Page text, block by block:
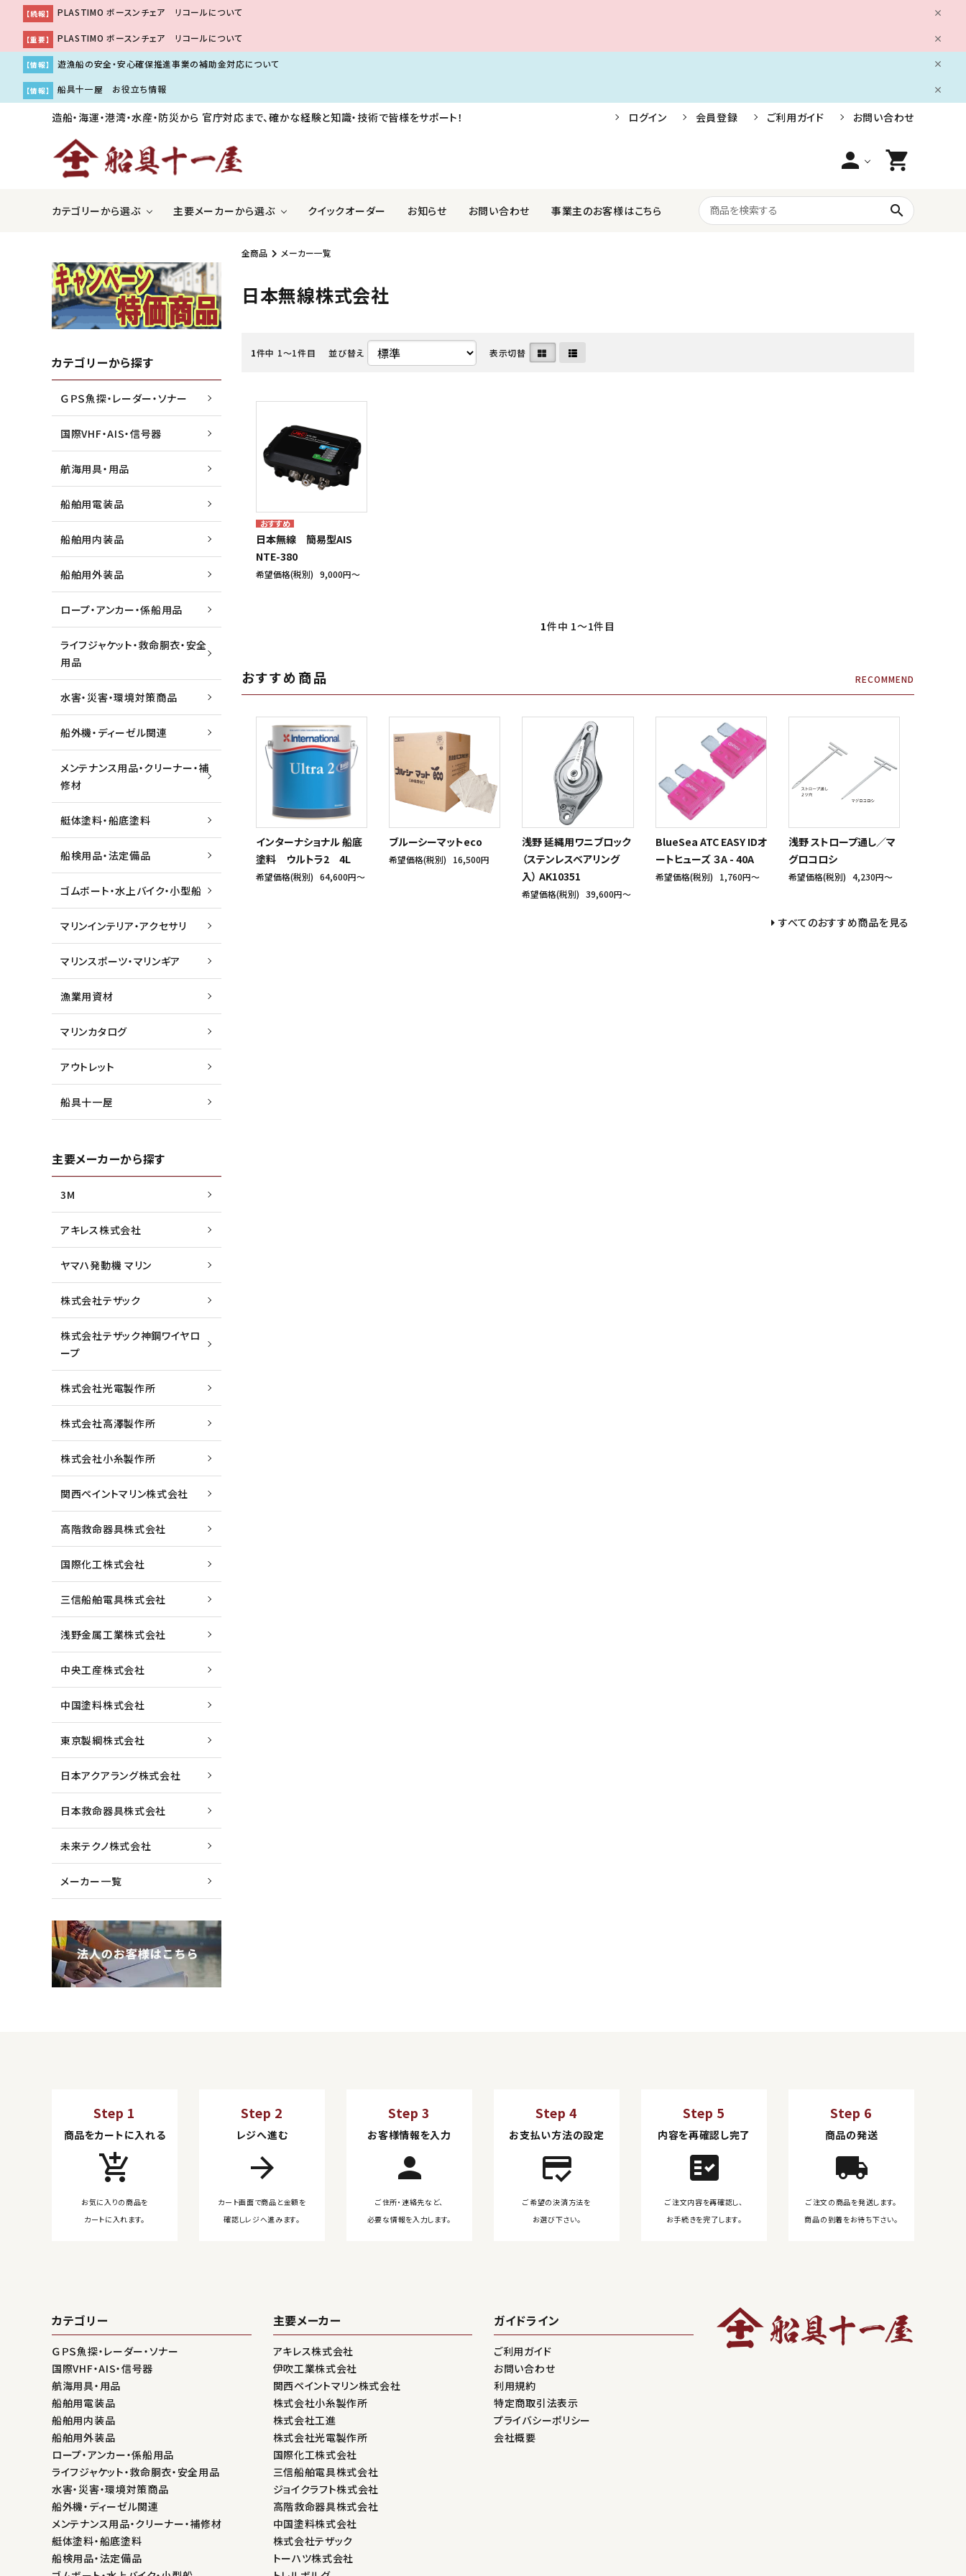
【続報】 PLASTIMO ボースンチェア リコールについて
【重要】 PLASTIMO ボースンチェア リコールについて
【情報】 遊漁船の安全・安心確保推進事業の補助金対応について
【情報】 船具十一屋 お役立ち情報
造船・海運・港湾・水産・防災から 官庁対応まで、確かな経験と知識・技術で皆様をサポート！ ログイン 会員登録 ご利用ガイド お問い合わせ
person shopping_cart
カテゴリーから選ぶ
ＧＰＳ魚探・レーダー・ソナー
船舶用内装品
水害・災害・環境対策商品 船外機・ディーゼル関連 メンテナンス用品・クリーナー・補修材
船検用品・法定備品 ゴムボート・水上バイク・小型船
漁業用資材 マリンカタログ
主要メーカーから選ぶ
アキレス株式会社
株式会社工進
ジョイクラフト株式会社 高階救命器具株式会社 中国塗料株式会社
トーハツ株式会社 トレルボルグ
本多電子株式会社 未来テクノ株式会社
クイックオーダー お知らせ お問い合わせ 事業主のお客様はこちら search
全商品 メーカー一覧
日本無線株式会社
1件中 1〜1件目 並び替え 表示切替
日本無線 簡易型AIS
NTE-380
希望価格(税別) 9,000円〜
1件中 1〜1件目
おすすめ商品 RECOMMEND
インターナショナル 船底
塗料 ウルトラ2 4L
希望価格(税別) 64,600円〜
ブルーシーマットeco
希望価格(税別) 16,500円
浅野 延縄用ワニブロック
（ステンレスベアリング
入） AK10351
希望価格(税別) 39,600円〜
BlueSea ATC EASY IDオ
ートヒューズ ３A - 40A
希望価格(税別) 1,760円〜
浅野 ストロープ通し／マ
グロコロシ
希望価格(税別) 4,230円〜
すべてのおすすめ商品を見る
カテゴリーから探す
ＧＰＳ魚探・レーダー・ソナー
国際VHF・AIS・信号器
航海用具・用品
船舶用電装品
船舶用内装品
船舶用外装品
ロープ・アンカー・係船用品
ライフジャケット・救命胴衣・安全
用品
水害・災害・環境対策商品
船外機・ディーゼル関連
メンテナンス用品・クリーナー・補
修材
艇体塗料・船底塗料
船検用品・法定備品
ゴムボート・水上バイク・小型船
マリンインテリア・アクセサリ
マリンスポーツ・マリンギア
漁業用資材
マリンカタログ
アウトレット
船具十一屋
主要メーカーから探す
3M
アキレス株式会社
ヤマハ発動機 マリン
株式会社テザック
株式会社テザック神鋼ワイヤロ
ープ
株式会社光電製作所
株式会社高澤製作所
株式会社小糸製作所
関西ペイントマリン株式会社
高階救命器具株式会社
国際化工株式会社
三信船舶電具株式会社
浅野金属工業株式会社
中央工産株式会社
中国塗料株式会社
東京製綱株式会社
日本アクアラング株式会社
日本救命器具株式会社
未来テクノ株式会社
メーカー一覧
Step 1
商品をカートに入れる
add_shopping_cart
お気に入りの商品を
カートに入れます。
Step 2
レジへ進む
arrow_forward
カート画面で商品と金額を
確認しレジへ進みます。
Step 3
お客様情報を入力
person
ご住所・連絡先など、
必要な情報を入力します。
Step 4
お支払い方法の設定
credit_score
ご希望の決済方法を
お選び下さい。
Step 5
内容を再確認し完了
fact_check
ご注文内容を再確認し、
お手続きを完了します。
Step 6
商品の発送
local_shipping
ご注文の商品を発送します。
商品の到着をお待ち下さい。
カテゴリー
ＧＰＳ魚探・レーダー・ソナー
国際VHF・AIS・信号器
航海用具・用品
船舶用電装品
船舶用内装品
船舶用外装品
ロープ・アンカー・係船用品
ライフジャケット・救命胴衣・安全用品
水害・災害・環境対策商品
船外機・ディーゼル関連
メンテナンス用品・クリーナー・補修材
艇体塗料・船底塗料
船検用品・法定備品
主要メーカー
アキレス株式会社
伊吹工業株式会社
関西ペイントマリン株式会社
株式会社小糸製作所
株式会社工進
株式会社光電製作所
国際化工株式会社
三信船舶電具株式会社
ジョイクラフト株式会社
高階救命器具株式会社
中国塗料株式会社
株式会社テザック
トーハツ株式会社
ガイドライン
ご利用ガイド
お問い合わせ
利用規約
特定商取引法表示
プライバシーポリシー
会社概要